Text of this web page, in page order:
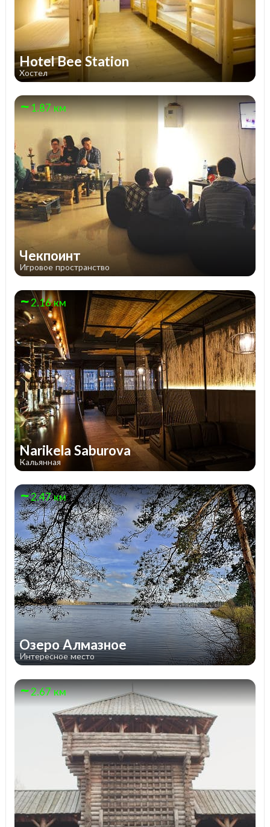
Hotel Bee Station
Хостел
1.87 км
Чекпоинт
Игровое пространство
2.16 км
Narikela Saburova
Кальянная
2.47 км
Озеро Алмазное
Интересное место
2.67 км